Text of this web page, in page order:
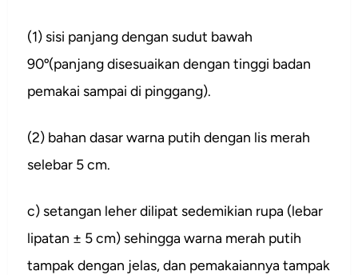
(1) sisi panjang dengan sudut bawah
90º(panjang disesuaikan dengan tinggi badan
pemakai sampai di pinggang).
(2) bahan dasar warna putih dengan lis merah
selebar 5 cm.
c) setangan leher dilipat sedemikian rupa (lebar
lipatan ± 5 cm) sehingga warna merah putih
tampak dengan jelas, dan pemakaiannya tampak